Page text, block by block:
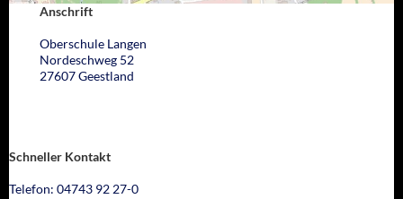
Anschrift
Oberschule Langen
Nordeschweg 52
27607 Geestland
Schneller Kontakt
Telefon: 04743 92 27-0